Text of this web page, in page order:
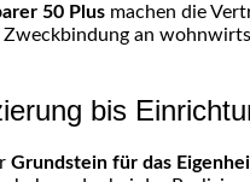
50 Plus machen die
Zweckbindung an
bis
Grundstein für das